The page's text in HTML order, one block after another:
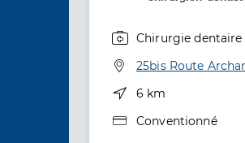
Chirurgie dentaire
Adresse
25bis Route
Distance
6 km
Type de convention
Conventionné